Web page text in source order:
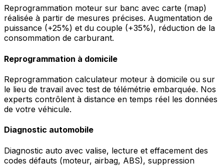
Reprogrammation moteur sur banc avec carte (map)
réalisée à partir de mesures précises. Augmentation de
puissance (+25%) et du couple (+35%), réduction de la
consommation de carburant.
Reprogrammation à domicile
Reprogrammation calculateur moteur à domicile ou sur
le lieu de travail avec test de télémétrie embarquée. Nos
experts contrôlent à distance en temps réel les données
de votre véhicule.
Diagnostic automobile
Diagnostic auto avec valise, lecture et effacement des
codes défauts (moteur, airbag, ABS), suppression